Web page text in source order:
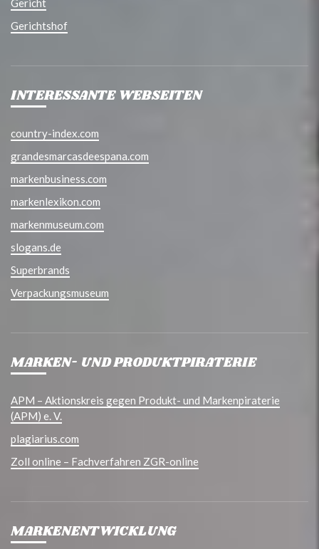
Gericht
Gerichtshof
INTERESSANTE WEBSEITEN
country-index.com
grandesmarcasdeespana.com
markenbusiness.com
markenlexikon.com
markenmuseum.com
slogans.de
Superbrands
Verpackungsmuseum
MARKEN- UND PRODUKTPIRATERIE
APM – Aktionskreis gegen Produkt- und Markenpiraterie
(APM) e. V.
plagiarius.com
Zoll online – Fachverfahren ZGR-online
MARKENENTWICKLUNG